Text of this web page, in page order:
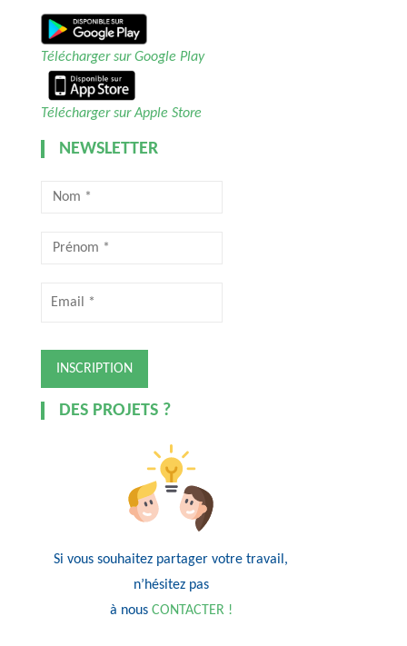
Télécharger sur Google Play
Télécharger sur Apple Store
NEWSLETTER
DES PROJETS ?
Si vous souhaitez partager votre travail,
n’hésitez pas
à nous CONTACTER !